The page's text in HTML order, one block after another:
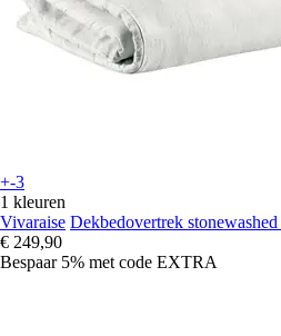
+-3
1 kleuren
Vivaraise Dekbedovertrek
€ 249,90
Bespaar 5% met code EXTRA